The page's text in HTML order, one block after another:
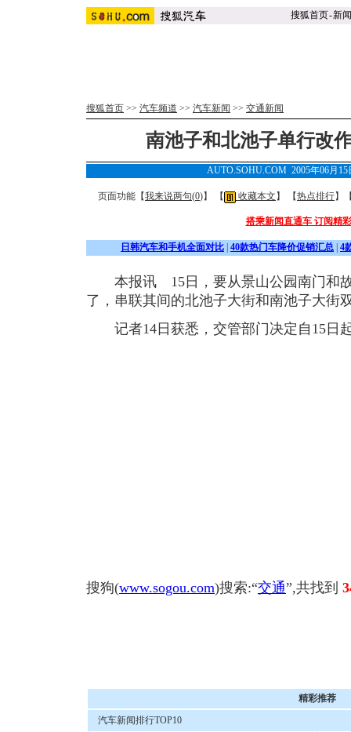
搜狐首页-新闻
搜狐首页 >> 汽车频道 >> 汽车新闻 >> 交通新闻
南池子和北池子单行改
AUTO.SOHU.COM 2005年06月
页面功能【我来说两句(0)】 【 收藏本文 】 【热点排行】
搭乘新闻直通车 订阅精
日韩汽车和手机全面对比 40款热门车降价促销汇总 4
本报讯 15日，要从景山公园南门和故
了，串联其间的北池子大街和南池子大街
记者14日获悉，交管部门决定自15日
搜狗(www.sogou.com)搜索:“交通”,共找到
精彩推荐
汽车新闻排行TOP10